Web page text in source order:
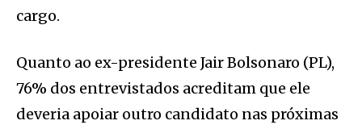
cargo.
Quanto ao ex-presidente Jair Bolsonaro (PL),
76% dos entrevistados acreditam que ele
deveria apoiar outro candidato nas próximas